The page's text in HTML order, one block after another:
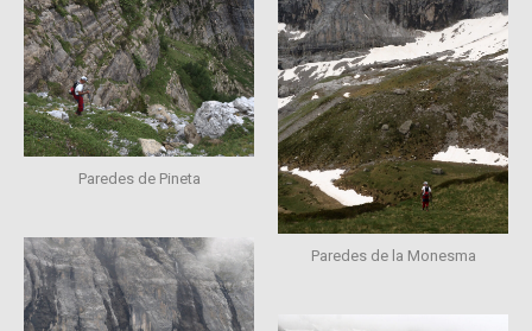
Paredes de Pineta
Paredes de la Monesma